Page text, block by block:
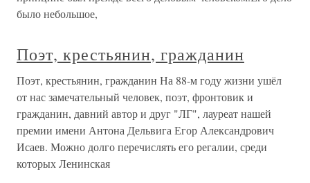
было небольшое,
Поэт, крестьянин, гражданин
Поэт, крестьянин, гражданин На 88-м году жизни ушёл
от нас замечательный человек, поэт, фронтовик и
гражданин, давний автор и друг "ЛГ", лауреат нашей
премии имени Антона Дельвига Егор Александрович
Исаев. Можно долго перечислять его регалии, среди
которых Ленинская